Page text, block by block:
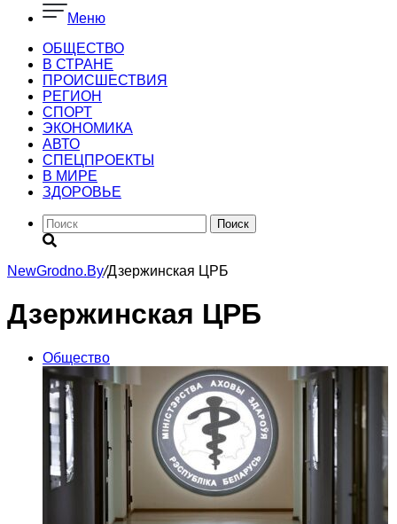
Меню
ОБЩЕСТВО
В СТРАНЕ
ПРОИСШЕСТВИЯ
РЕГИОН
CПОРТ
ЭКОНОМИКА
АВТО
СПЕЦПРОЕКТЫ
В МИРЕ
ЗДОРОВЬЕ
Поиск
NewGrodno.By/Дзержинская ЦРБ
Дзержинская ЦРБ
Общество